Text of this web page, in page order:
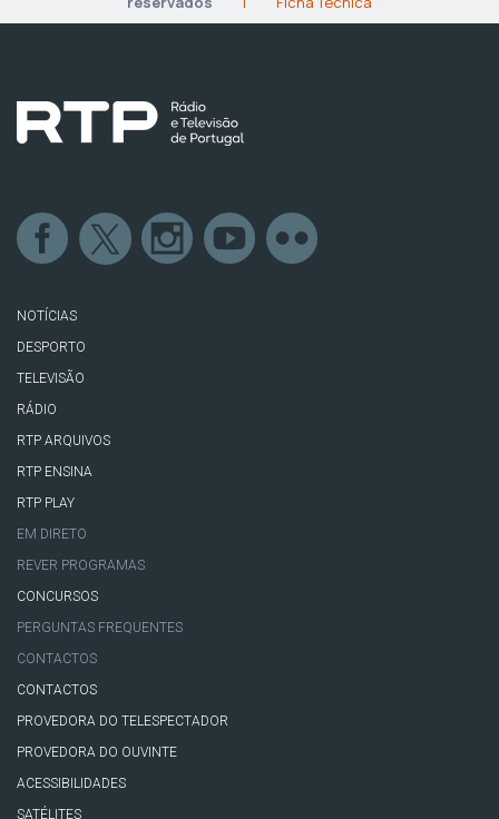
NOTÍCIAS
DESPORTO
TELEVISÃO
RÁDIO
RTP ARQUIVOS
RTP ENSINA
RTP PLAY
EM DIRETO
REVER PROGRAMAS
CONCURSOS
PERGUNTAS FREQUENTES
CONTACTOS
CONTACTOS
PROVEDORA DO TELESPECTADOR
PROVEDORA DO OUVINTE
ACESSIBILIDADES
SATÉLITES